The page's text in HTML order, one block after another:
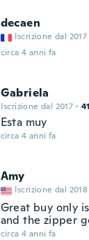
decaen
Iscrizione dal 2017
circa 4 anni fa
Gabriela
Iscrizione dal 2017 · 41
Esta muy
circa 4 anni fa
Amy
Iscrizione dal 2018
Great buy only
and the zipper
circa 4 anni fa